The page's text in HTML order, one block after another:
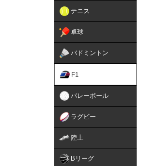
テニス
卓球
バドミントン
F1
バレーボール
ラグビー
陸上
Bリーグ